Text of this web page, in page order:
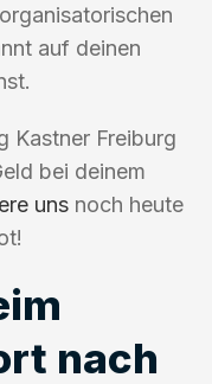
auf deinen
Kastner Freiburg
bei deinem
uns noch heute
nach